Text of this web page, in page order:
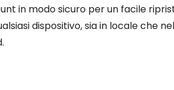
in modo sicuro per un facile
dispositivo, sia in locale che nel